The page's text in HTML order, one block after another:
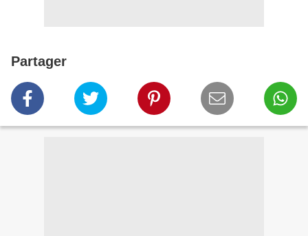
Partager